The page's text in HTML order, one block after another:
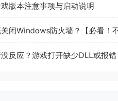
链，见证经济不断发展。享受轻
版本注意事项与启动说明
闭Windows防火墙？【必看！
反应？游戏打开缺少DLL或报错